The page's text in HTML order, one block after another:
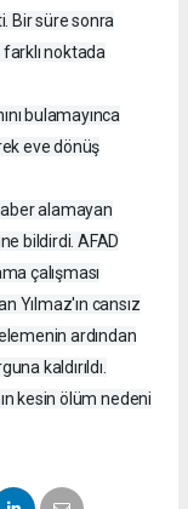
Bir süre sonra
farklı noktada
bulamayınca
eve dönüş
alamayan
bildirdi. AFAD
çalışması
Yılmaz'ın cansız
ardından
kaldırıldı.
kesin ölüm nedeni